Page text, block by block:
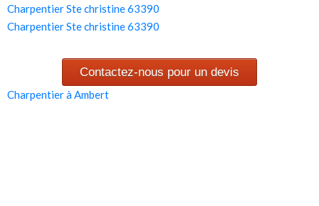
Charpentier Ste christine 63390
Charpentier Ste christine 63390
Contactez-nous pour un devis
Charpentier à Ambert